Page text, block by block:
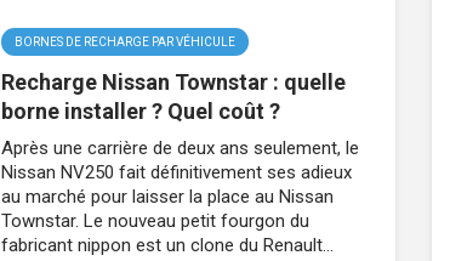
BORNES DE RECHARGE PAR VÉHICULE
Recharge Nissan Townstar : quelle
borne installer ? Quel coût ?
Après une carrière de deux ans seulement, le
Nissan NV250 fait définitivement ses adieux
au marché pour laisser la place au Nissan
Townstar. Le nouveau petit fourgon du
fabricant nippon est un clone du Renault...